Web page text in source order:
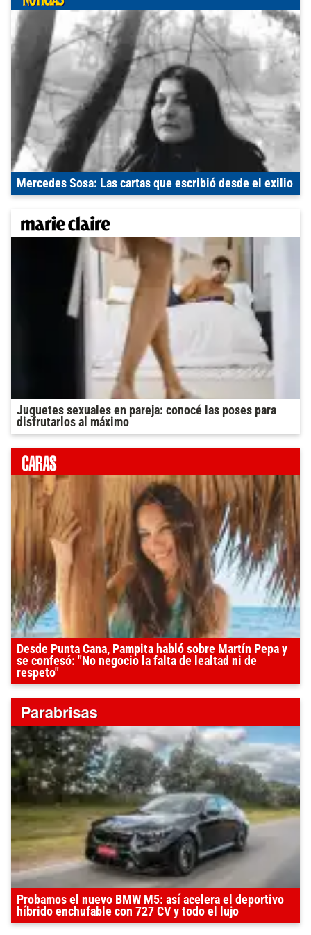
Mercedes Sosa: Las cartas que escribió desde el exilio
Juguetes sexuales en pareja: conocé las poses para
disfrutarlos al máximo
Desde Punta Cana, Pampita habló sobre Martín Pepa y
se confesó: "No negocio la falta de lealtad ni de
respeto"
Probamos el nuevo BMW M5: así acelera el deportivo
híbrido enchufable con 727 CV y todo el lujo